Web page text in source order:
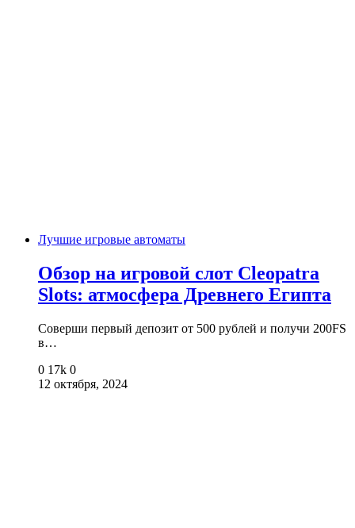
Лучшие игровые автоматы
Обзор на игровой слот Cleopatra
Slots: атмосфера Древнего Египта
Соверши первый депозит от 500 рублей и получи 200FS
в…
0 17k 0
12 октября, 2024